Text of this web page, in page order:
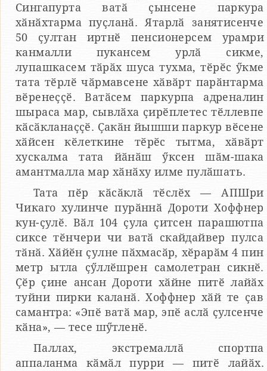
Сингапурта ватӑ ҫынсене паркура
хӑнӑхтарма пуҫланӑ. Ятарлӑ занятисенче
50 ҫултан иртнӗ пенсионерсем урамри
канмалли пукансем урлӑ сикме,
лупашкасем тӑрӑх шуса тухма, тӗрӗс ӳкме
тата тӗрлӗ чӑрмавсене хӑвӑрт парӑнтарма
вӗренеҫҫӗ. Ватӑсем паркурпа адреналин
шыраса мар, сывлӑха ҫирӗплетес тӗллевпе
кӑсӑкланаҫҫӗ. Ҫакӑн йышши паркур вӗсене
хӑйсен кӗлеткине тӗрӗс тытма, хӑвӑрт
хускалма тата йӑнӑш ӳксен шӑм-шака
амантмалла мар хӑнӑху илме пулӑшать.
Тата пӗр кӑсӑклӑ тӗслӗх — АПШри
Чикаго хулинче пурӑннӑ Дороти Хоффнер
кун-ҫулӗ. Вӑл 104 ҫула ҫитсен парашютпа
сиксе тӗнчери чи ватӑ скайдайвер пулса
тӑнӑ. Хӑйӗн ҫулне пӑхмасӑр, хӗрарӑм 4 пин
метр ытла ҫӳллӗшрен самолетран сикнӗ.
Ҫӗр ҫине ансан Дороти хӑйне питӗ лайӑх
туйни пирки каланӑ. Хоффнер хӑй те ҫав
самантра: «Эпӗ ватӑ мар, эпӗ аслӑ ҫулсенче
кӑна», — тесе шӳтленӗ.
Паллах, экстремаллӑ спортпа
аппаланма кӑмӑл пурри — питӗ лайӑх.